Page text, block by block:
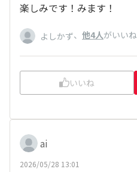
楽しみです！みます！
よしかず、 他4人がいいね
いいね
ai
2026/05/28 13:01